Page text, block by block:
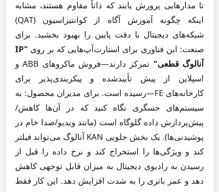
تا مدارهایی پرورش یابند که ذاتاً مقاوم هستند، مشابه
اینکه چگونه آموزش آگاه از کوانتیزاسیون (QAT)
شبکه‌های دیجیتال با دقت پایین را بهبود بخشید. برای
صنعت: این فناوری برای استارت‌آپ‌هایی که بر روی
"IP
آنالوگ قطعی"
تمرکز دارند—فروش ماکروهای ABB و
اسپلاین از پیش تأییدشده و پیکربندی‌پذیر برای
کارخانه‌های FE—رسیده است. برای مدیران محصول: به
سیستم‌های حسگری نگاه کنید که در آن‌ها کاهش/
پیش‌پردازش داده گلوگاه است (مانند ویدیو/صدا خام در
پوشیدنی‌ها). یک بخش جلویی KAN آنالوگ می‌تواند فیلتر
کند و ویژگی‌ها را استخراج کند و نرخ داده را قبل از
رسیدن به رادیوی دیجیتال به میزان قابل توجهی کاهش
دهد و عمر باتری را به شدت افزایش دهد. این کار فقط